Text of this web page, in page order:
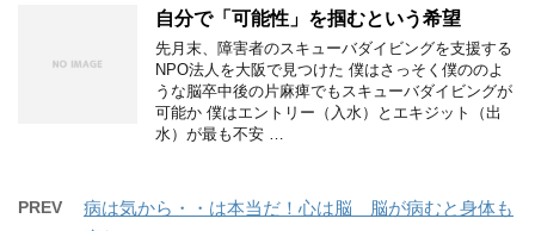
自分で「可能性」を掴むという希望
先月末、障害者のスキューバダイビングを支援する
NPO法人を大阪で見つけた 僕はさっそく僕ののよ
うな脳卒中後の片麻痺でもスキューバダイビングが
可能か 僕はエントリー（入水）とエキジット（出
水）が最も不安 …
PREV
病は気から・・は本当だ！心は脳 脳が病むと身体も